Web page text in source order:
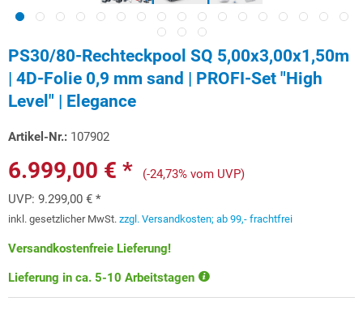
PS30/80-Rechteckpool SQ 5,00x3,00x1,50m
| 4D-Folie 0,9 mm sand | PROFI-Set "High
Level" | Elegance
Artikel-Nr.: 107902
6.999,00 € *
(-24,73% vom UVP)
UVP: 9.299,00 € *
inkl. gesetzlicher MwSt. zzgl. Versandkosten; ab 99,- frachtfrei
Versandkostenfreie Lieferung!
Lieferung in ca. 5-10 Arbeitstagen